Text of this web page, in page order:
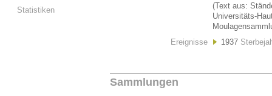
Statistiken
(Text aus:
Universitäts-
Ereignisse
1937
Sammlungen